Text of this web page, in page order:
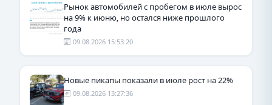
Рынок автомобилей с пробегом в июле вырос
на 9% к июню, но остался ниже прошлого
года
09.08.2026 15:53:20
Новые пикапы показали в июле рост на 22%
09.08.2026 13:27:36